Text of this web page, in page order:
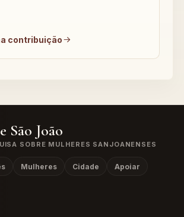
contribuição
São João
SOBRE MULHERES SANJOANENSES
Mulheres Cidade Apoiar